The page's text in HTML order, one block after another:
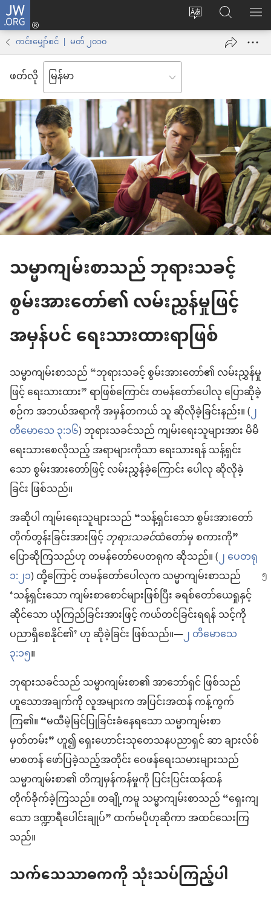
JW.ORG
ဝ
ဘာသာစကား
ကို
ပြောင်း
ပါ
Log
in
အသစ်
ဖွ
င့်
နေ
ပါ
တယ်)
JW.ORG
ရှာ
ကင်းမျှော်စင် | မတ် ၂၀၁၀
ဖတ်လို
သမ္မာကျမ်းစာသည် ဘုရားသခင့်
စွမ်းအားတော်၏ လမ်းညွှန်မှုဖြင့်
အမှန်ပင် ရေးသားထားရာဖြစ်
သမ္မာကျမ်းစာသည် “ဘုရားသခင့် စွမ်းအားတော်၏ လမ်းညွှန်မှု
ဖြင့် ရေးသားထား” ရာဖြစ်ကြောင်း တမန်တော်ပေါလု ပြောဆိုခဲ့
စဉ်က အဘယ်အရာကို အမှန်တကယ် သူ ဆိုလိုခဲ့ခြင်းနည်း။ (၂
တိမောသေ ၃:၁၆) ဘုရားသခင်သည် ကျမ်းရေးသူများအား မိမိ
ရေးသားစေလိုသည့် အရာများကိုသာ ရေးသားရန် သန့်ရှင်း
သော စွမ်းအားတော်ဖြင့် လမ်းညွှန်ခဲ့ကြောင်း ပေါလု ဆိုလိုခဲ့
ခြင်း ဖြစ်သည်။
အဆိုပါ ကျမ်းရေးသူများသည် “သန့်ရှင်းသော စွမ်းအားတော်
တိုက်တွန်းခြင်းအားဖြင့်ဘုရားသခင်ထံတော်မှ စကားကို”
ပြောဆိုကြသည်ဟု တမန်တော်ပေတရုက ဆိုသည်။ (၂ ပေတရု
၁:၂၁) ထို့ကြောင့် တမန်တော်ပေါလုက သမ္မာကျမ်းစာသည်
‘သန့်ရှင်းသော ကျမ်းစာစောင်များဖြစ်ပြီး ခရစ်တော်ယေရှုနှင့်
ဆိုင်သော ယုံကြည်ခြင်းအားဖြင့် ကယ်တင်ခြင်းရရန် သင့်ကို
ပညာရှိစေနိုင်၏’ ဟု ဆိုခဲ့ခြင်း ဖြစ်သည်။—၂ တိမောသေ
၃:၁၅။
ဘုရားသခင်သည် သမ္မာကျမ်းစာ၏ အာဘော်ရှင် ဖြစ်သည်
ဟူသောအချက်ကို လူအများက အပြင်းအထန် ကန့်ကွက်
ကြ၏။ “မထီမဲ့မြင်ပြုခြင်းခံနေရသော သမ္မာကျမ်းစာ
မှတ်တမ်း” ဟူ၍ ရှေးဟောင်းသုတေသနပညာရှင် ဆာ ချားလ်စ်
မာစတန် ဖော်ပြခဲ့သည့်အတိုင်း ဝေဖန်ရေးသမားများသည်
သမ္မာကျမ်းစာ၏ တိကျမှန်ကန်မှုကို ပြင်းပြင်းထန်ထန်
တိုက်ခိုက်ခဲ့ကြသည်။ တချို့ကမူ သမ္မာကျမ်းစာသည် “ရှေးကျ
သော ဒဏ္ဍာရီပေါင်းချုပ်” ထက်မပိုဟုဆိုကာ အထင်သေးကြ
သည်။
သက်သေသာဓကကို သုံးသပ်ကြည့်ပါ